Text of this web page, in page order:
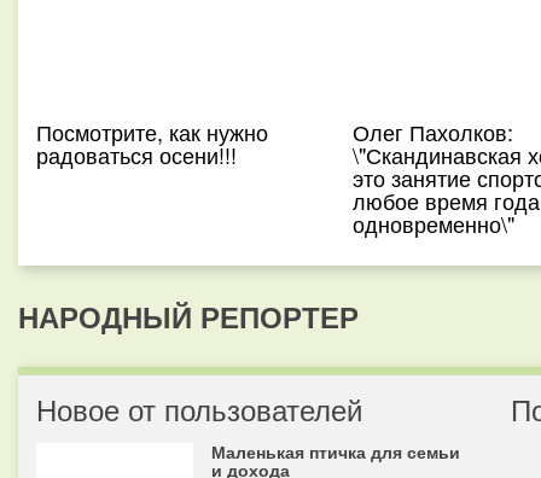
Посмотрите, как нужно
радоваться осени!!!
Олег Пахолков:
\"Скандинавская
это занятие
любое время
одновременно\"
НАРОДНЫЙ РЕПОРТЕР
Новое от пользователей
Маленькая птичка для семьи
и дохода